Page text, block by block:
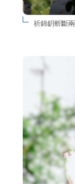
祈錦鈅斬斷